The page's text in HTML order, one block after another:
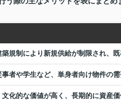
築規制により新規供給が制限され、既
者や学生など、単身者向け物件の需
化的な価値が高く、長期的に資産価